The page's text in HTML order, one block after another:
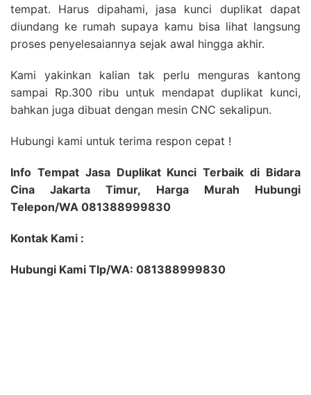
tempat. Harus dipahami, jasa kunci duplikat dapat
diundang ke rumah supaya kamu bisa lihat langsung
proses penyelesaiannya sejak awal hingga akhir.
Kami yakinkan kalian tak perlu menguras kantong
sampai Rp.300 ribu untuk mendapat duplikat kunci,
bahkan juga dibuat dengan mesin CNC sekalipun.
Hubungi kami untuk terima respon cepat !
Info Tempat Jasa Duplikat Kunci Terbaik di Bidara
Cina Jakarta Timur, Harga Murah Hubungi
Telepon/WA 081388999830
Kontak Kami :
Hubungi Kami Tlp/WA: 081388999830